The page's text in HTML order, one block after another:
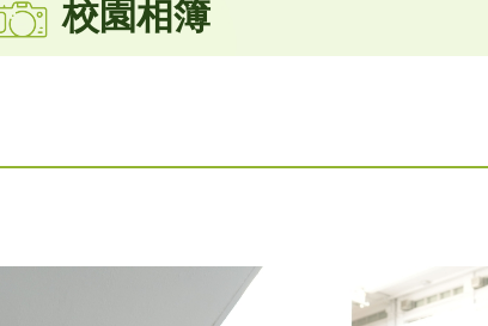
校園相簿